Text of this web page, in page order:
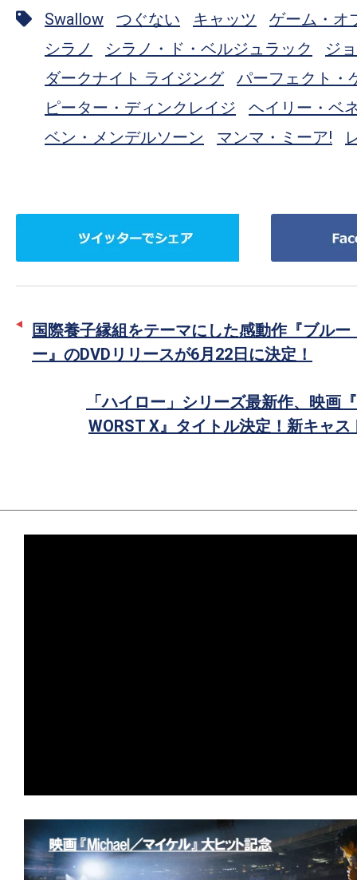
Swallow つぐない キャッツ
ゲーム・オ
シラノ
シラノ・ド・ベルジュラック
ジ
ダークナイト ライジング
パーフェクト・
ピーター・ディンクレイジ
ヘイリー・ベ
ベン・メンデルソーン
マンマ・ミーア!
ー
ア
国際養子縁組をテーマにした感動作『ブルー
ー』のDVDリリースが6月22日に決定！
「ハイロー」シリーズ最新作、映画
WORST X』タイトル決定！新キャ